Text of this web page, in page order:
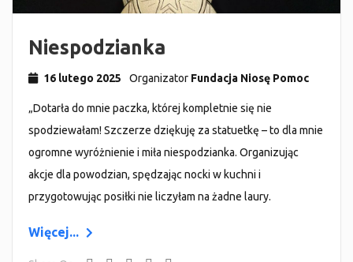
Niespodzianka
16 lutego 2025 Organizator Fundacja Niosę Pomoc
„Dotarła do mnie paczka, której kompletnie się nie
spodziewałam! Szczerze dziękuję za statuetkę – to dla mnie
ogromne wyróżnienie i miła niespodzianka. Organizując
akcje dla powodzian, spędzając nocki w kuchni i
przygotowując posiłki nie liczyłam na żadne laury.
Więcej...